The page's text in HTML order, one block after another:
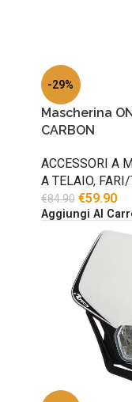
-29%
Mascherina
CARBON
ACCESSORI A
A TELAIO,
€84.90 €59.90
Aggiungi Al